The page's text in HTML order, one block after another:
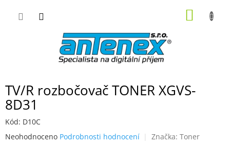
TV/R rozbočovač TONER XGVS-
8D31
Kód: D10C
Průměrné
Neohodnoceno Podrobnosti hodnocení Značka: Toner